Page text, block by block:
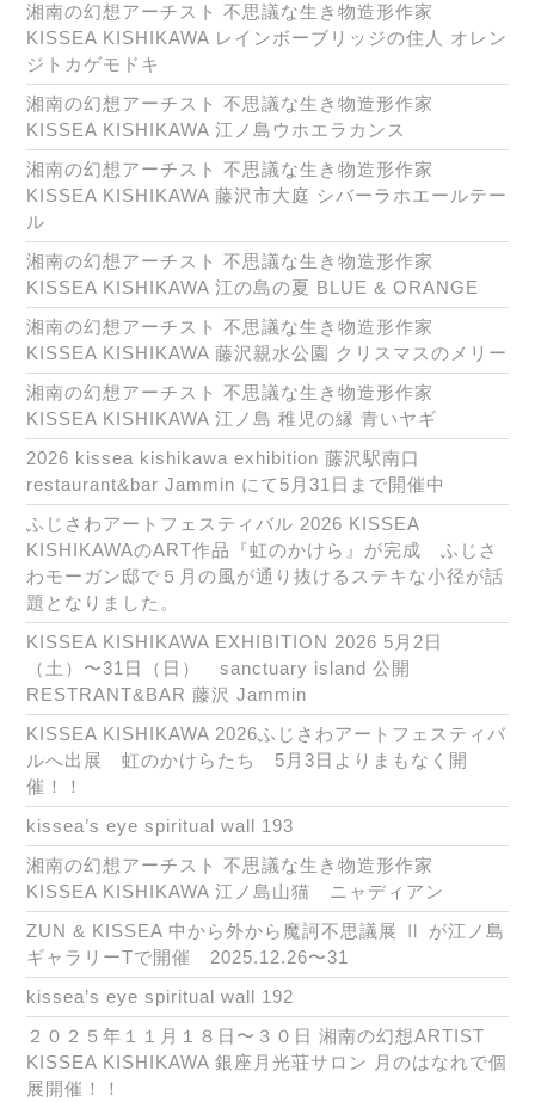
湘南の幻想アーチスト 不思議な生き物造形作家
KISSEA KISHIKAWA レインボーブリッジの住人 オレン
ジトカゲモドキ
湘南の幻想アーチスト 不思議な生き物造形作家
KISSEA KISHIKAWA 江ノ島ウホエラカンス
湘南の幻想アーチスト 不思議な生き物造形作家
KISSEA KISHIKAWA 藤沢市大庭 シバーラホエールテー
ル
湘南の幻想アーチスト 不思議な生き物造形作家
KISSEA KISHIKAWA 江の島の夏 BLUE & ORANGE
湘南の幻想アーチスト 不思議な生き物造形作家
KISSEA KISHIKAWA 藤沢親水公園 クリスマスのメリー
湘南の幻想アーチスト 不思議な生き物造形作家
KISSEA KISHIKAWA 江ノ島 稚児の縁 青いヤギ
2026 kissea kishikawa exhibition 藤沢駅南口
restaurant&bar Jammin にて5月31日まで開催中
ふじさわアートフェスティバル 2026 KISSEA
KISHIKAWAのART作品『虹のかけら』が完成 ふじさ
わモーガン邸で５月の風が通り抜けるステキな小径が話
題となりました。
KISSEA KISHIKAWA EXHIBITION 2026 5月2日
（土）〜31日（日） sanctuary island 公開
RESTRANT&BAR 藤沢 Jammin
KISSEA KISHIKAWA 2026ふじさわアートフェスティバ
ルへ出展 虹のかけらたち 5月3日よりまもなく開
催！！
kissea’s eye spiritual wall 193
湘南の幻想アーチスト 不思議な生き物造形作家
KISSEA KISHIKAWA 江ノ島山猫 ニャディアン
ZUN & KISSEA 中から外から魔訶不思議展 Ⅱ が江ノ島
ギャラリーTで開催 2025.12.26〜31
kissea’s eye spiritual wall 192
２０２５年１１月１８日〜３０日 湘南の幻想ARTIST
KISSEA KISHIKAWA 銀座月光荘サロン 月のはなれで個
展開催！！